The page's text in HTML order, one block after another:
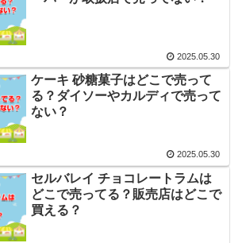
2025.05.30
ケーキ 砂糖菓子はどこで売って
る？ダイソーやカルディで売って
ない？
2025.05.30
セルバレイ チョコレートラムは
どこで売ってる？販売店はどこで
買える？